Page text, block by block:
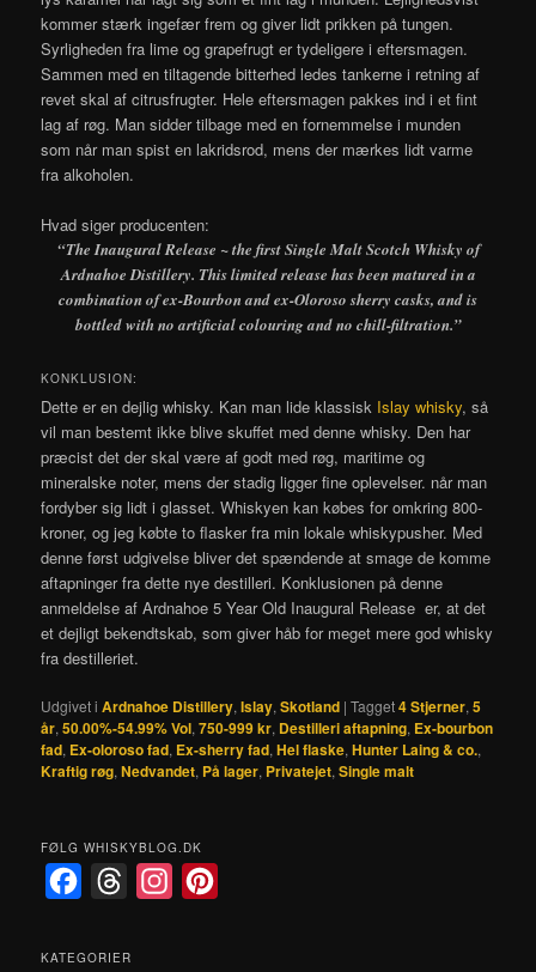
kommer stærk ingefær frem og giver lidt prikken på tungen.
Syrligheden fra lime og grapefrugt er tydeligere i eftersmagen.
Sammen med en tiltagende bitterhed ledes tankerne i retning af
revet skal af citrusfrugter. Hele eftersmagen pakkes ind i et fint
lag af røg. Man sidder tilbage med en fornemmelse i munden
som når man spist en lakridsrod, mens der mærkes lidt varme
fra alkoholen.
Hvad siger producenten:
“The Inaugural Release ~ the first Single Malt Scotch Whisky of
Ardnahoe Distillery. This limited release has been matured in a
combination of ex-Bourbon and ex-Oloroso sherry casks, and is
bottled with no artificial colouring and no chill-filtration.”
KONKLUSION:
Dette er en dejlig whisky. Kan man lide klassisk Islay whisky, så
vil man bestemt ikke blive skuffet med denne whisky. Den har
præcist det der skal være af godt med røg, maritime og
mineralske noter, mens der stadig ligger fine oplevelser. når man
fordyber sig lidt i glasset. Whiskyen kan købes for omkring 800-
kroner, og jeg købte to flasker fra min lokale whiskypusher. Med
denne først udgivelse bliver det spændende at smage de komme
aftapninger fra dette nye destilleri. Konklusionen på denne
anmeldelse af Ardnahoe 5 Year Old Inaugural Release er, at det
et dejligt bekendtskab, som giver håb for meget mere god whisky
fra destilleriet.
Udgivet i Ardnahoe Distillery,Islay,Skotland |Tagget4 Stjerner,5
år,50.00%-54.99% Vol,750-999 kr, Destilleri aftapning, Ex-bourbon
fad, Ex-oloroso fad, Ex-sherry fad,Hel flaske,Hunter Laing & co.,
Kraftig røg,Nedvandet, På lager, Privatejet,Single malt
FØLG WHISKYBLOG.DK
c
r
KATEGORIER